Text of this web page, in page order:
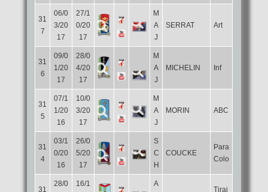
31
7
06/0
3/20
17
27/1
0/20
17
M
A
J
SERRAT Art
31
6
09/0
1/20
17
28/0
4/20
17
M
A
J
MICHELIN Inf
31
5
07/1
1/20
16
10/0
3/20
17
M
A
J
MORIN ABC
31
4
03/1
0/20
16
26/0
5/20
17
S
C
H
COUCKE
Para
Colo
31
28/0
16/1
A
Tirai